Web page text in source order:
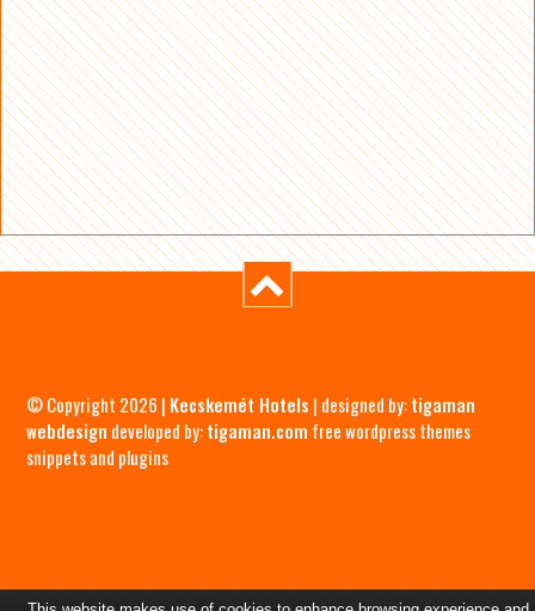
© Copyright 2026 | Kecskemét Hotels | designed by:tigaman
webdesign developed by:tigaman.com free wordpress themes
snippets and plugins